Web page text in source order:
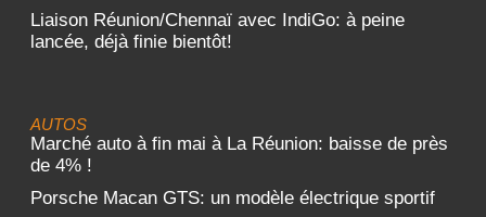
Liaison Réunion/Chennaï avec IndiGo: à peine
lancée, déjà finie bientôt!
AUTOS
Marché auto à fin mai à La Réunion: baisse de près
de 4% !
Porsche Macan GTS: un modèle électrique sportif